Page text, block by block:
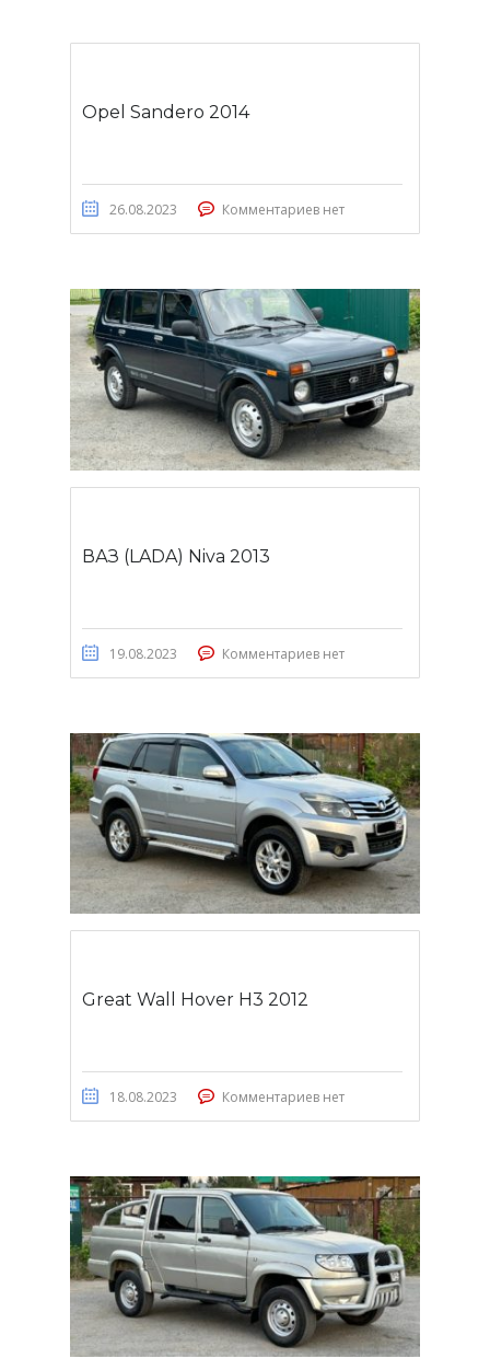
Opel Sandero 2014
26.08.2023 Комментариев нет
ВАЗ (LADA) Niva 2013
19.08.2023 Комментариев нет
Great Wall Hover H3 2012
18.08.2023 Комментариев нет